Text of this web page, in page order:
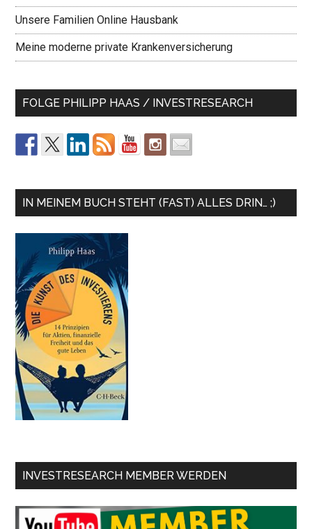
Unsere Familien Online Hausbank
Meine moderne private Krankenversicherung
FOLGE PHILIPP HAAS / INVESTRESEARCH
IN MEINEM BUCH STEHT (FAST) ALLES DRIN… ;)
INVESTRESEARCH MEMBER WERDEN